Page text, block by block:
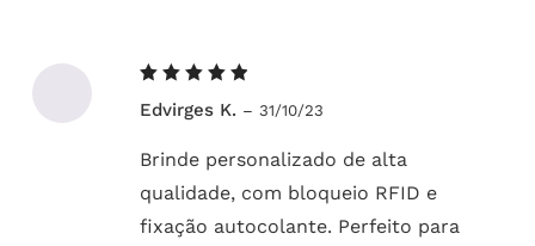
5de 5
Edvirges K. – 31/10/23
Brinde personalizado de alta
qualidade, com bloqueio RFID e
fixação autocolante. Perfeito para